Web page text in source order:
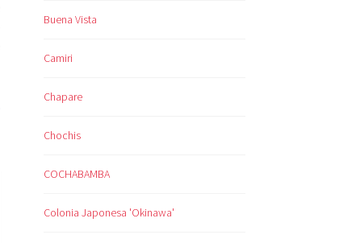
Buena Vista
Camiri
Chapare
Chochis
COCHABAMBA
Colonia Japonesa 'Okinawa'